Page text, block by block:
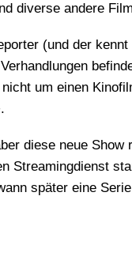
diver­se ande­re
(und der
um einen
die­se neue
Strea­ming­dienst
spä­ter eine